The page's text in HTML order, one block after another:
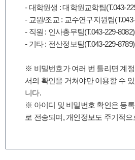
- 대학원생 : 대학원교학팀(T.043-
- 교원/조교 : 교수연구지원팀
- 직원 : 인사총무팀(T.043-229-8082)
- 기타 : 전산정보팀(T.043-229-8789)
※ 비밀번호가 여러 번 틀리면 계
서의 확인을 거쳐야만 이용할 수
니다.
※ 아이디 및 비밀번호 확인은 등
로 전송되며, 개인정보도 주기적